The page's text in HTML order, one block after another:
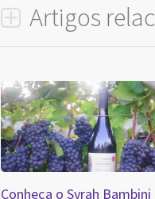
Artigos
Conheça o Syrah Bambini